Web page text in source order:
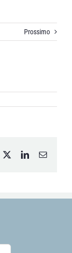
Prossimo
LinkedInEmail